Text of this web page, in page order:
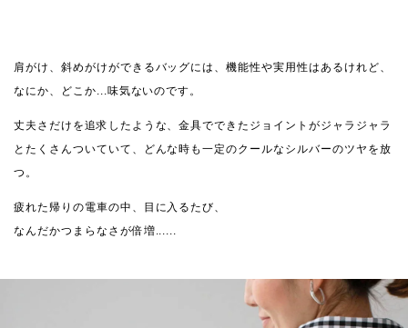
肩がけ、斜めがけができるバッグには、機能性や実用性はあるけれど、
なにか、どこか...味気ないのです。
丈夫さだけを追求したような、金具でできたジョイントがジャラジャラ
とたくさんついていて、どんな時も一定のクールなシルバーのツヤを放
つ。
疲れた帰りの電車の中、目に入るたび、
なんだかつまらなさが倍増......